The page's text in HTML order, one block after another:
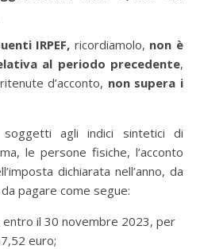
IRPEF, ricordiamolo, non è
al periodo precedente,
d’acconto, non supera i
agli indici sintetici di
le persone fisiche, l’acconto
dichiarata nell’anno, da
pagare come segue:
entro il 30 novembre 2023, per
euro;